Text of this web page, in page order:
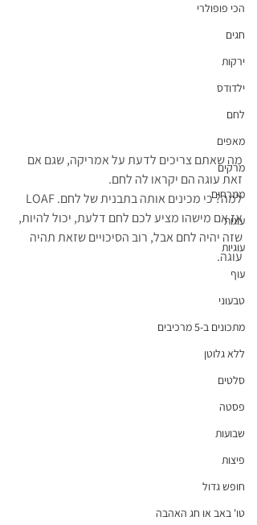
הכי פופולרי
חגים
ירקות
ילדודס
לחם
מאפים
מרקים
ממרחים
עוגות
עוגיות
עוף
טבעוני
מתכונים ב-5 מרכיבים
ללא גלוטן
סלטים
פסטה
שבועות
פיצות
חופש גדול
טו' באב או חג האהבה
מה שאתם צריכים לדעת על אמריקה, שגם אם
זאת עוגה הם יקראו לה לחם.
למה? כי מכינים אותה בתבנית של לחם. LOAF
אז אם מישהו מציע לכם לחם דלעת, יכול להיות,
שזה יהיה לחם אבל, רוב הסיכויים שזאת תהיה
עוגה.